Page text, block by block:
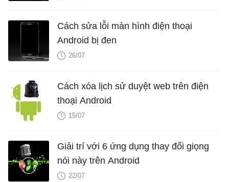
Cách sửa lỗi màn hình điện thoại
Android bị đen
26/07
Cách xóa lịch sử duyệt web trên điện
thoại Android
15/07
Giải trí với 6 ứng dụng thay đổi giọng
nói này trên Android
22/07